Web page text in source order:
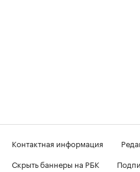
Контактная информация
Скрыть баннеры на РБК